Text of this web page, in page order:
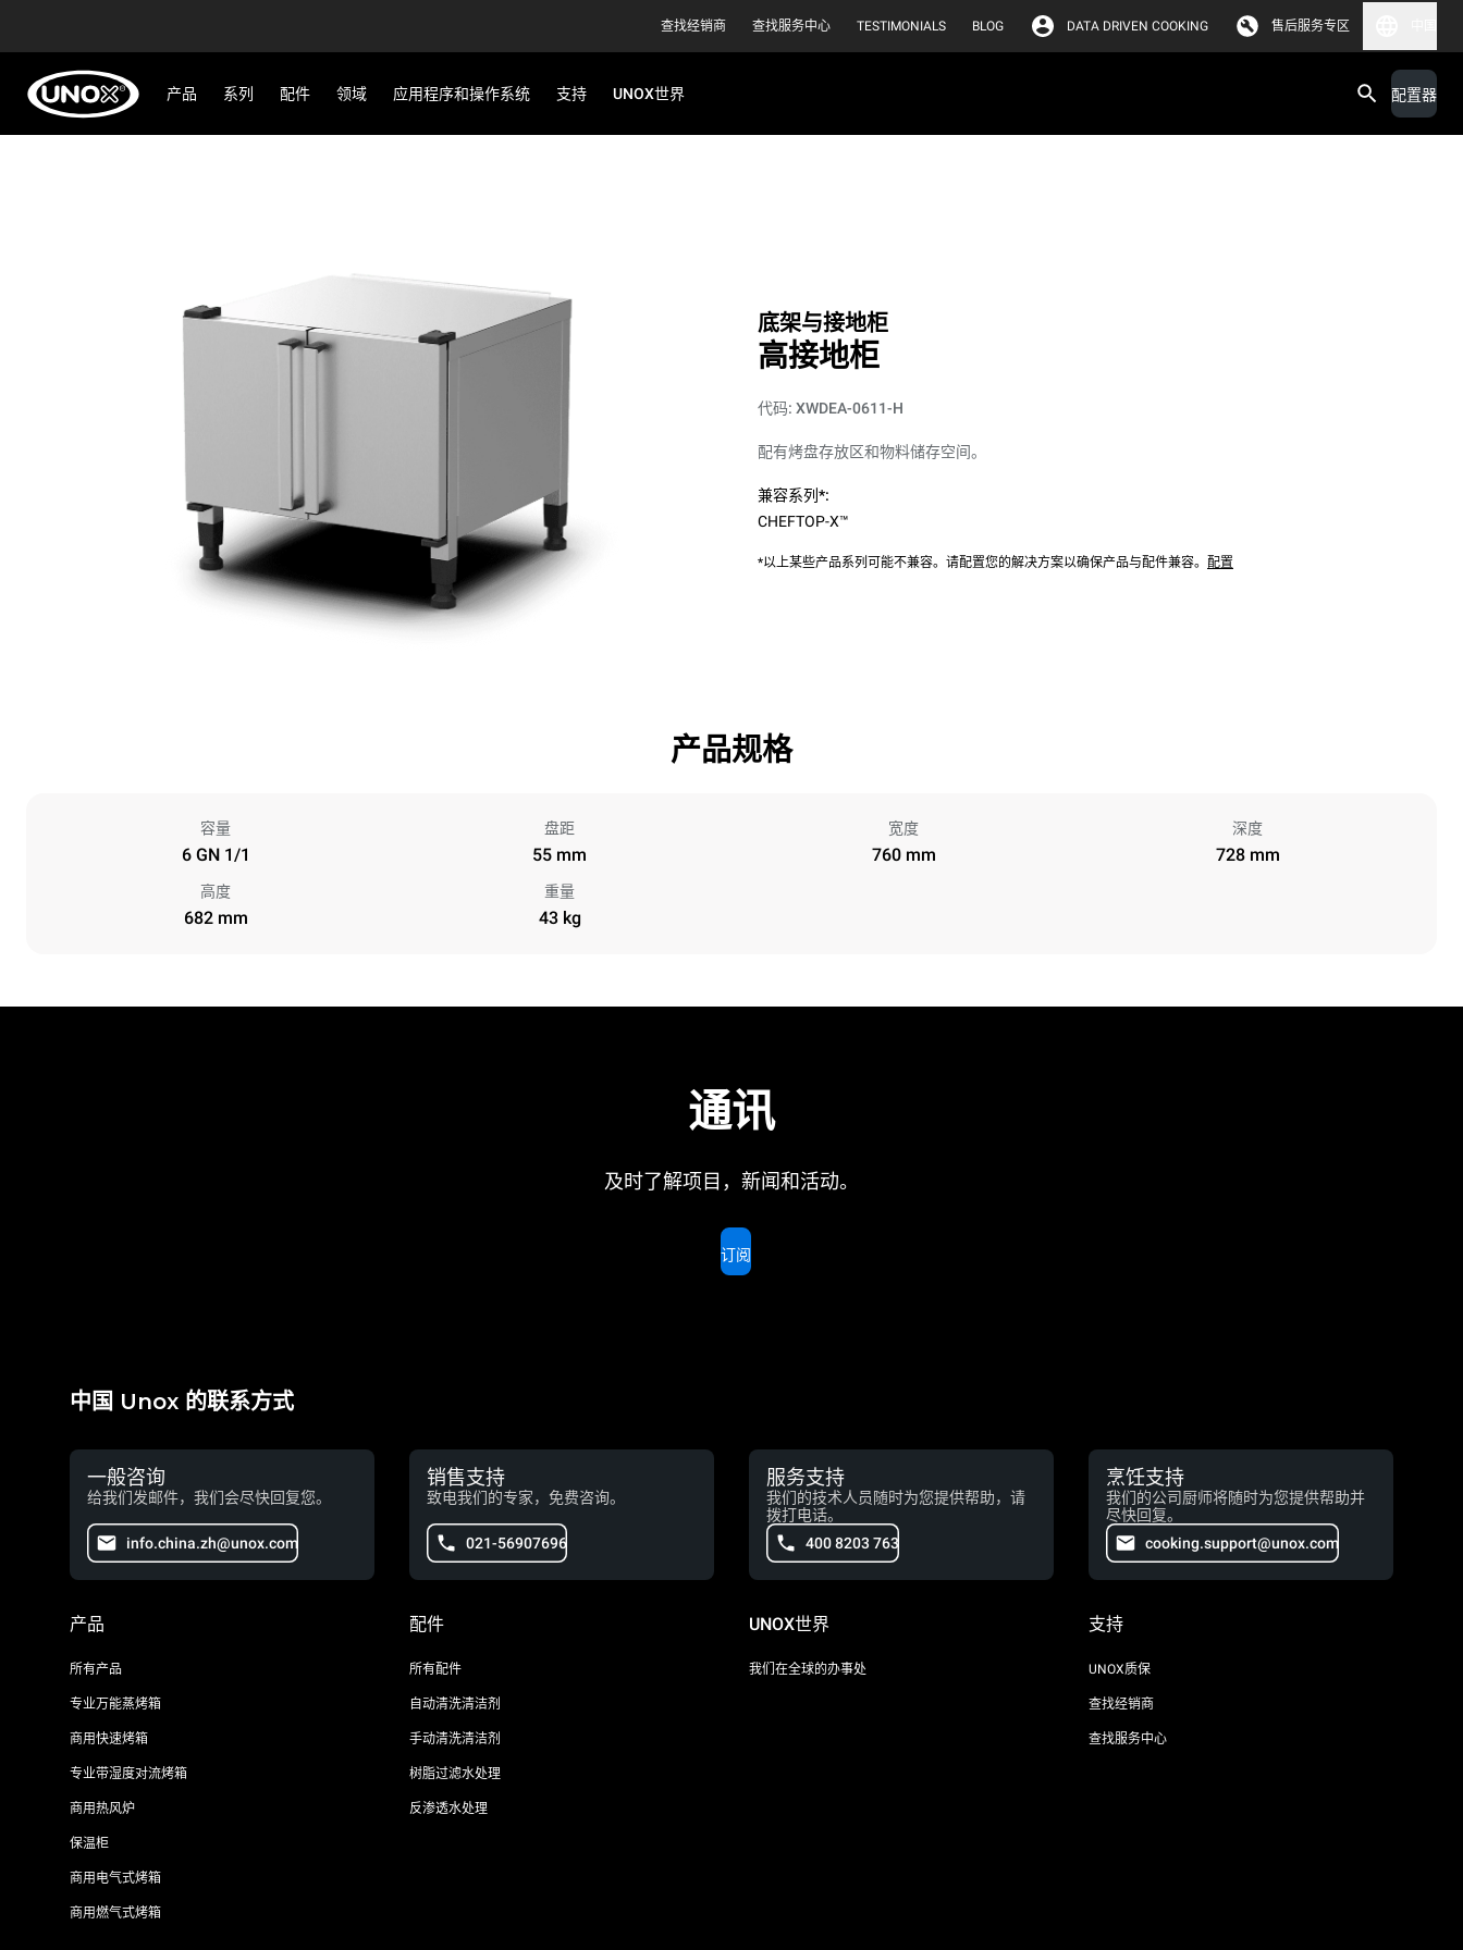
查找经销商 查找服务中心 TESTIMONIALS BLOG DATA DRIVEN COOKING 售后服务专区
产品 系列 配件 领域 应用程序和操作系统 支持 UNOX世界 配置器
底架与接地柜
高接地柜
代码: XWDEA-0611-H
配有烤盘存放区和物料储存空间。
兼容系列*:
CHEFTOP-X™
*以上某些产品系列可能不兼容。请配置您的解决方案以确保产品与配件兼容。 配置
产品规格
容量
6 GN 1/1
盘距
55 mm
宽度
760 mm
深度
728 mm
高度
682 mm
重量
43 kg
通讯
及时了解项目，新闻和活动。
订阅
中国 Unox 的联系方式
一般咨询
给我们发邮件，我们会尽快回复您。
info.china.zh@unox.com
销售支持
致电我们的专家，免费咨询。
021-56907696
服务支持
我们的技术人员随时为您提供帮助，请
拨打电话。
400 8203 763
烹饪支持
我们的公司厨师将随时为您提供帮助并
尽快回复。
cooking.support@unox.com
产品
所有产品
专业万能蒸烤箱
商用快速烤箱
专业带湿度对流烤箱
商用热风炉
保温柜
商用电气式烤箱
商用燃气式烤箱
配件
所有配件
自动清洗清洁剂
手动清洗清洁剂
树脂过滤水处理
反渗透水处理
UNOX世界
我们在全球的办事处
支持
UNOX质保
查找经销商
查找服务中心